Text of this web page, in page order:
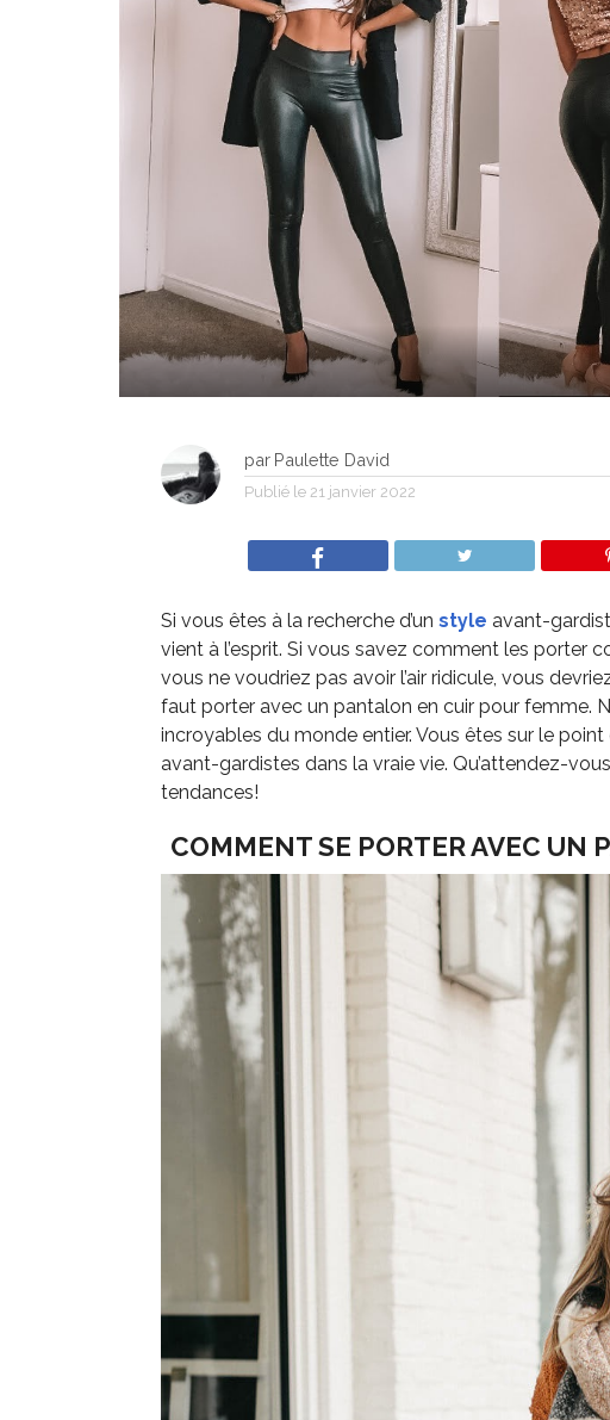
par Paulette David
Publié le 21 janvier 2022
Si vous êtes à la recherche d’un style avant-
vient à l’esprit. Si vous savez comment les porter
vous ne voudriez pas avoir l’air ridicule, vous
faut porter avec un pantalon en cuir pour femme.
incroyables du monde entier. Vous êtes sur le
avant-gardistes dans la vraie vie. Qu’attendez-
tendances!
COMMENT SE PORTER AVEC UN